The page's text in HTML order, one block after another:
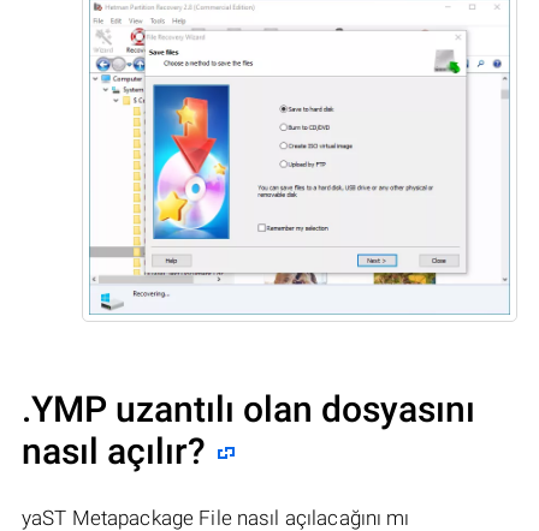
.YMP uzantılı olan dosyasını
nasıl açılır?
yaST Metapackage File nasıl açılacağını mı